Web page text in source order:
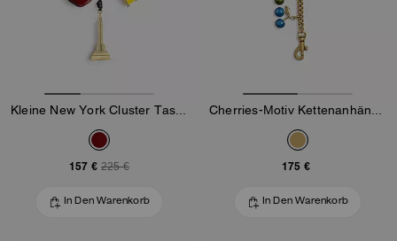
Kleine New York Cluster Taschenanhänger
157 € 225 €
In Den Warenkorb
Cherries-Motiv Kettenanhänger
175 €
In Den Warenkorb